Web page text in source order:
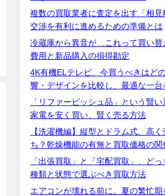
複数の買取業者に査定を出す「相見
交渉を有利に進めるための準備とは
冷蔵庫から異音が…これって買い替
費用と新品購入の損得勘定
4K有機ELテレビ、今買うべきはど
響・デザインを比較し、最適な一台
「リファービッシュ品」という賢
家電を安く買い、賢く売る方法
【洗濯機編】縦型とドラム式、高
ち？乾燥機能の有無と買取価格の関
「出張買取」と「宅配買取」、ど
種類と状態で選ぶべき買取方法
エアコンが壊れる前に。夏の繁忙